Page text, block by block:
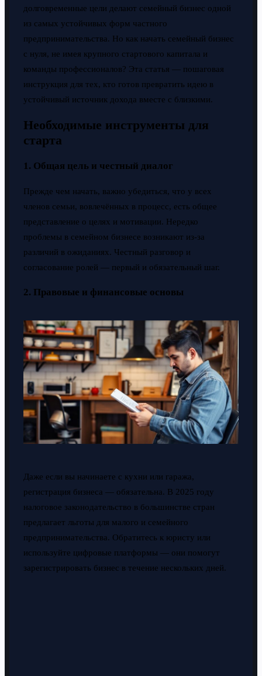
долговременные цели делают семейный бизнес одной
из самых устойчивых форм частного
предпринимательства. Но как начать семейный бизнес
с нуля, не имея крупного стартового капитала и
команды профессионалов? Эта статья — пошаговая
инструкция для тех, кто готов превратить идею в
устойчивый источник дохода вместе с близкими.
Необходимые инструменты для
старта
1. Общая цель и честный диалог
Прежде чем начать, важно убедиться, что у всех
членов семьи, вовлечённых в процесс, есть общее
представление о целях и мотивации. Нередко
проблемы в семейном бизнесе возникают из-за
различий в ожиданиях. Честный разговор и
согласование ролей — первый и обязательный шаг.
2. Правовые и финансовые основы
Даже если вы начинаете с кухни или гаража,
регистрация бизнеса — обязательна. В 2025 году
налоговое законодательство в большинстве стран
предлагает льготы для малого и семейного
предпринимательства. Обратитесь к юристу или
используйте цифровые платформы — они помогут
зарегистрировать бизнес в течение нескольких дней.